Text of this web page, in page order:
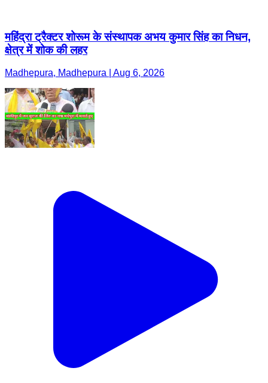
महिंद्रा ट्रैक्टर शोरूम के संस्थापक अभय कुमार सिंह का निधन,
क्षेत्र में शोक की लहर
Madhepura, Madhepura | Aug 6, 2026